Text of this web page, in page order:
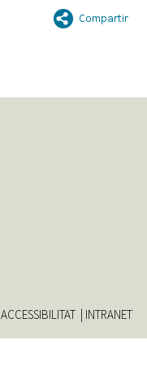
ACCESSIBILITAT INTRANET